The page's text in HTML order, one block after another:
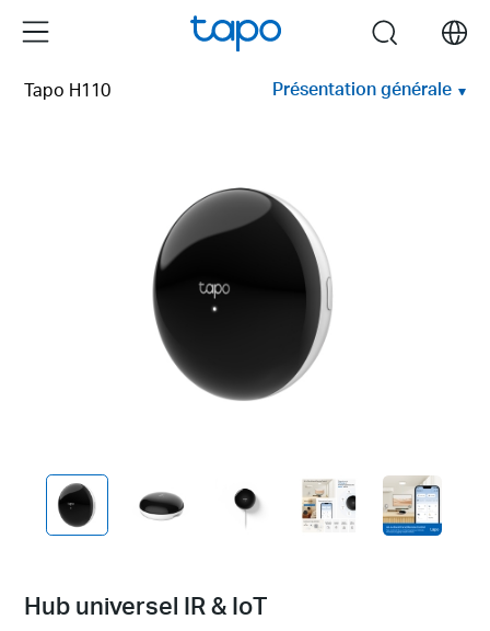
Menu search
Tapo H110 Présentation générale
Hub universel IR & IoT